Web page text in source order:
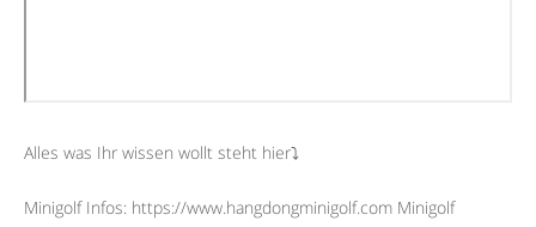
Alles was Ihr wissen wollt steht hier⤵︎
Minigolf Infos: https://www.hangdongminigolf.com Minigolf